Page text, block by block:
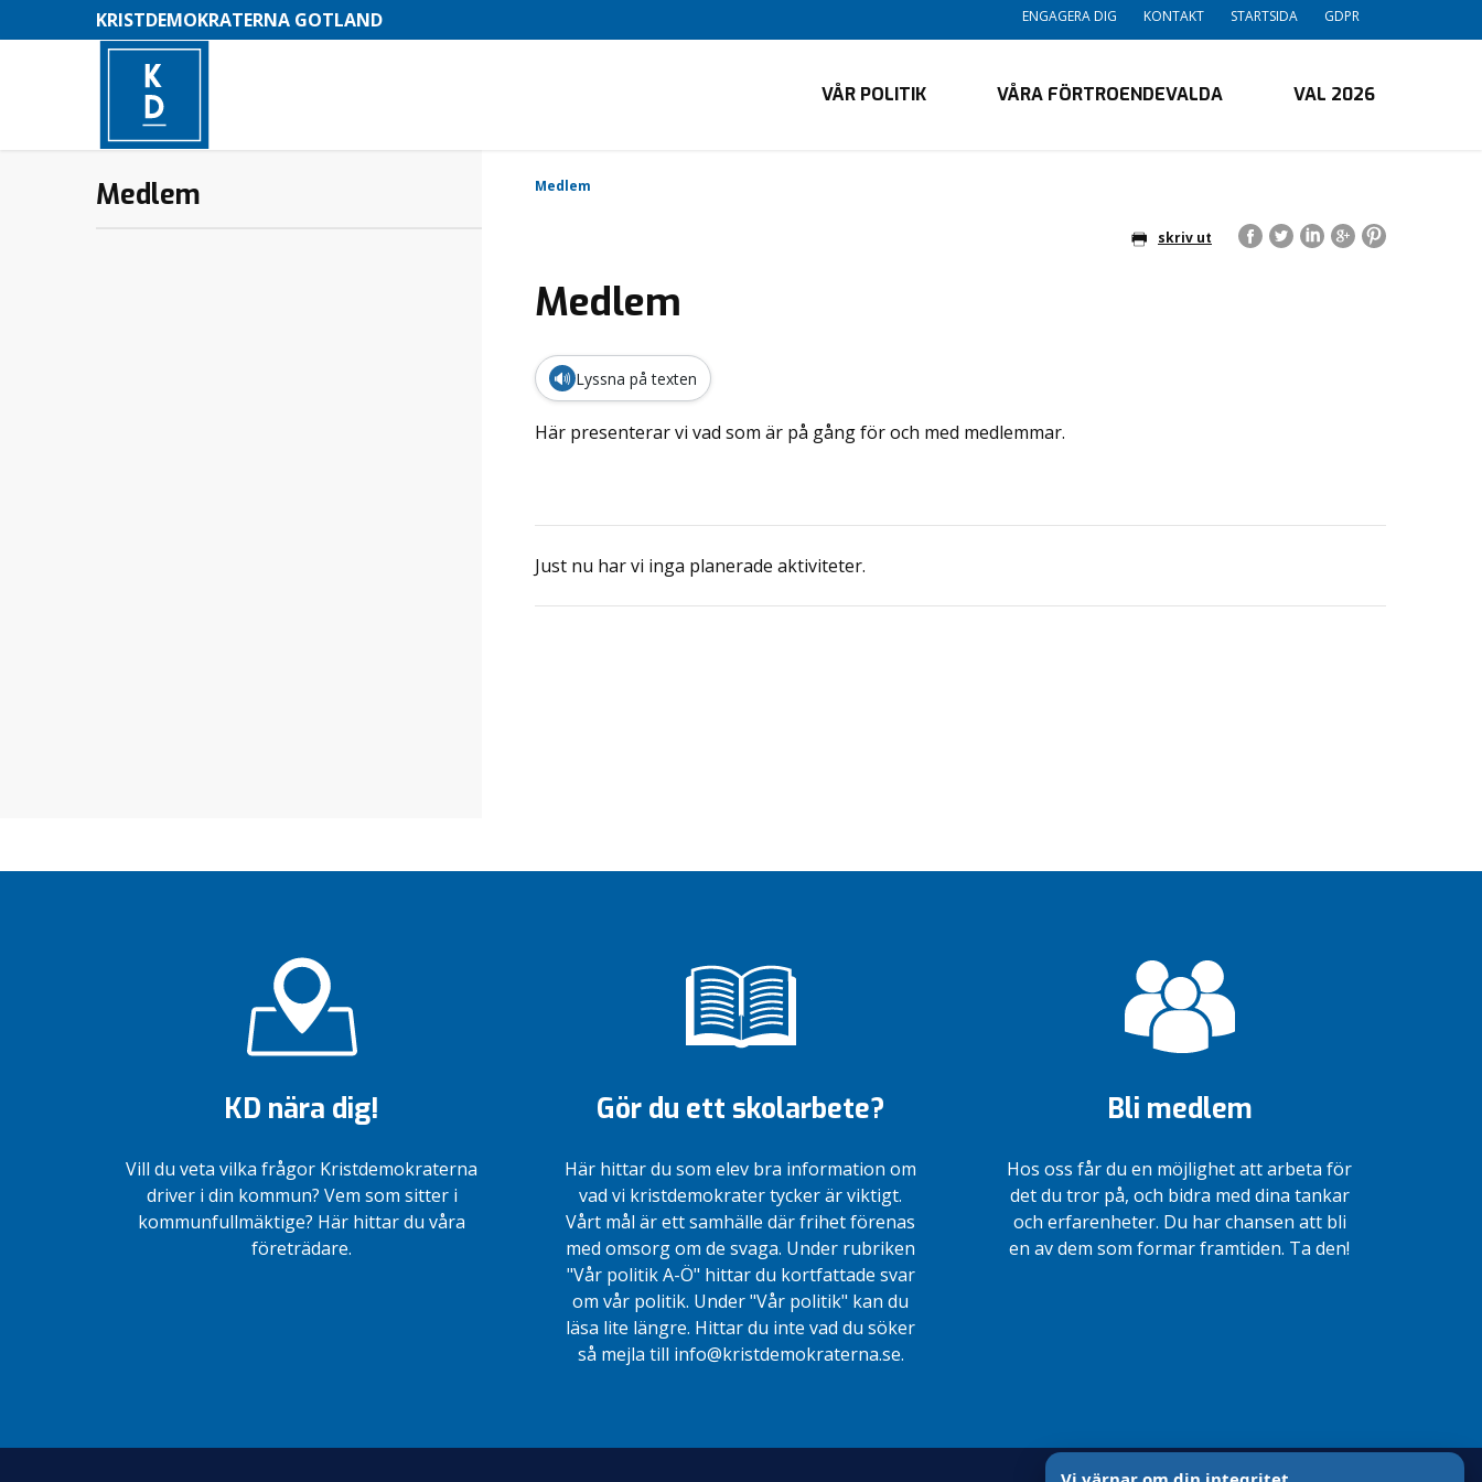
KRISTDEMOKRATERNA GOTLAND ENGAGERA DIG KONTAKT STARTSIDA GDPR
VÅR POLITIK VÅRA FÖRTROENDEVALDA VAL 2026
Medlem
skriv ut
Medlem
🔊 Lyssna på texten
Här presenterar vi vad som är på gång för och med medlemmar.
Just nu har vi inga planerade aktiviteter.
Medlem
KD nära dig!
Vill du veta vilka frågor Kristdemokraterna
driver i din kommun? Vem som sitter i
kommunfullmäktige? Här hittar du våra
företrädare.
Gör du ett skolarbete?
Här hittar du som elev bra information om
vad vi kristdemokrater tycker är viktigt.
Vårt mål är ett samhälle där frihet förenas
med omsorg om de svaga. Under rubriken
"Vår politik A-Ö" hittar du kortfattade svar
om vår politik. Under "Vår politik" kan du
läsa lite längre. Hittar du inte vad du söker
så mejla till info@kristdemokraterna.se.
Bli medlem
Hos oss får du en möjlighet att arbeta för
det du tror på, och bidra med dina tankar
och erfarenheter. Du har chansen att bli
en av dem som formar framtiden. Ta den!